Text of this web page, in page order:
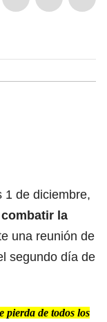
1 de diciembre,
combatir la
una reunión de
segundo día de
pierda de todos los